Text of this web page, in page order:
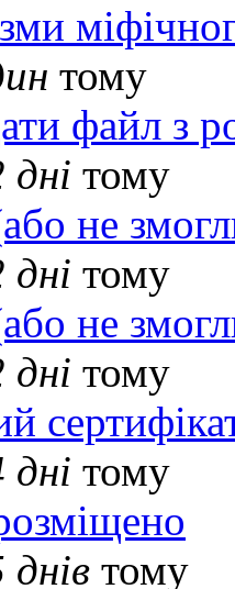
тому
файл з
тому
не
тому
не
тому
тому
тому